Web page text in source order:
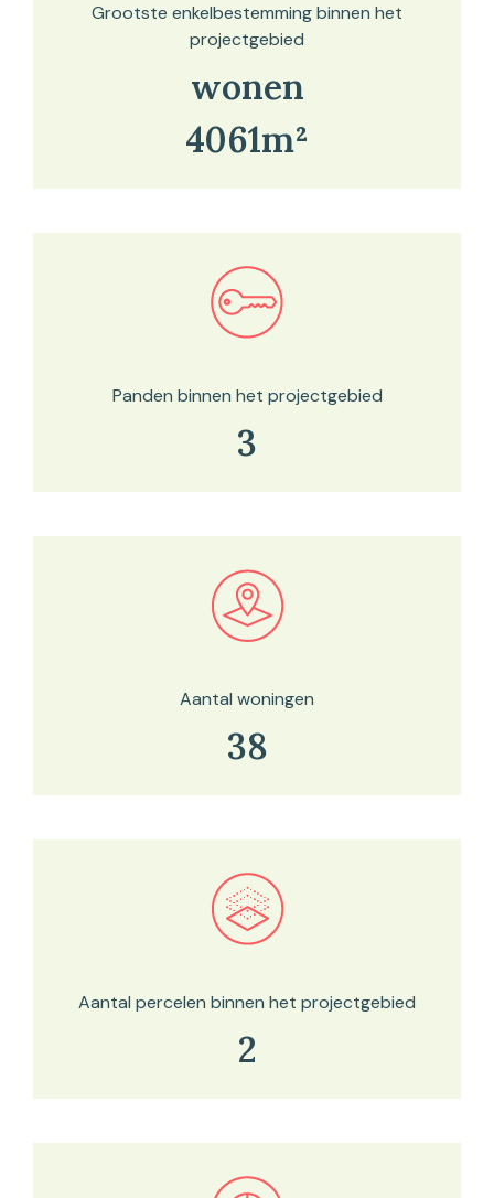
Grootste enkelbestemming binnen het
projectgebied
wonen
4061m²
Bekijk in onze kaartviewer
Panden binnen het projectgebied
3
Bekijk in onze kaartviewer
Aantal woningen
38
Bekijk in onze kaartviewer
Aantal percelen binnen het projectgebied
2